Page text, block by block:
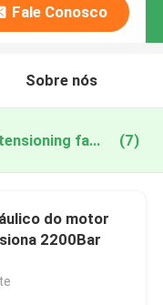
Fale Conosco
Sobre nós
diesel engine hydraulic bolt tensioning fabricação online (7)
do motor
2200Bar